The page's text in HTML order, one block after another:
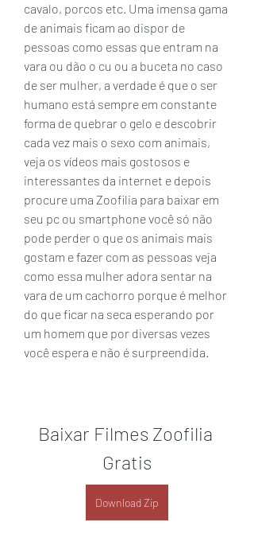
cavalo, porcos etc. Uma imensa gama
de animais ficam ao dispor de
pessoas como essas que entram na
vara ou dão o cu ou a buceta no caso
de ser mulher, a verdade é que o ser
humano está sempre em constante
forma de quebrar o gelo e descobrir
cada vez mais o sexo com animais,
veja os vídeos mais gostosos e
interessantes da internet e depois
procure uma Zoofilia para baixar em
seu pc ou smartphone você só não
pode perder o que os animais mais
gostam e fazer com as pessoas veja
como essa mulher adora sentar na
vara de um cachorro porque é melhor
do que ficar na seca esperando por
um homem que por diversas vezes
você espera e não é surpreendida.
Baixar Filmes Zoofilia
Gratis
Download Zip